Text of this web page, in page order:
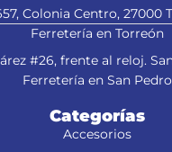
Colonia Centro, 27000
Ferretería en Torreón
#26, frente al reloj.
Ferretería en San Pedro
Categorías
Accesorios